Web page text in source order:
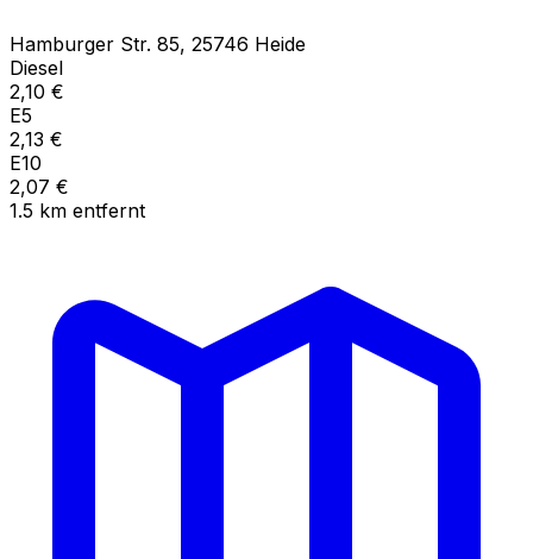
Hamburger Str. 85, 25746 Heide
Diesel
2,10 €
E5
2,13 €
E10
2,07 €
1.5 km entfernt